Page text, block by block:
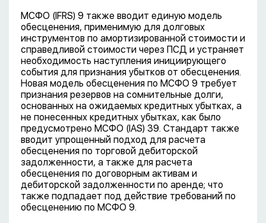
МСФО (IFRS) 9 также вводит единую модель
обесценения, применимую для долговых
инструментов по амортизированной стоимости и
справедливой стоимости через ПСД и устраняет
необходимость наступления инициирующего
события для признания убытков от обесценения.
Новая модель обесценения по МСФО 9 требует
признания резервов на сомнительные долги,
основанных на ожидаемых кредитных убытках, а
не понесенных кредитных убытках, как было
предусмотрено МСФО (IAS) 39. Стандарт также
вводит упрощенный подход для расчета
обесценения по торговой дебиторской
задолженности, а также для расчета
обесценения по договорным активам и
дебиторской задолженности по аренде; что
также подпадает под действие требований по
обесценению по МСФО 9.